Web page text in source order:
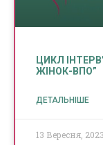
ЦИКЛ
ЖІНОК-ВПО”
ДЕТАЛЬНІШЕ
13 Вересня, 2023